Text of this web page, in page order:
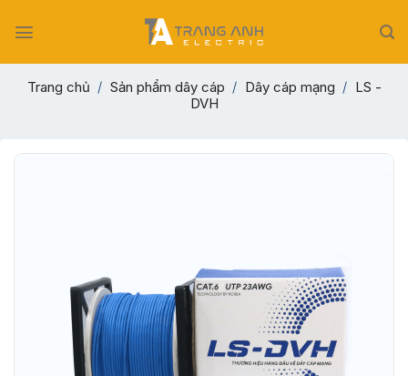
Trang chủ / Sản phẩm dây cáp / Dây cáp mạng / LS -
DVH